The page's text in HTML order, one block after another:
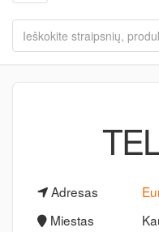
Adresas
Miestas